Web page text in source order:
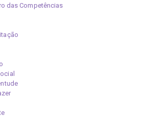
das Competências